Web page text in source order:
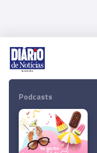
Rua Dr. Fernão de Ornelas,
291 202 300
Download App
Podcasts